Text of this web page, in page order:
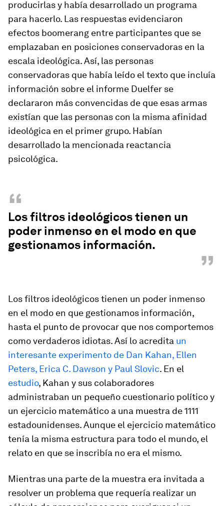
producirlas y había desarrollado un programa
para hacerlo. Las respuestas evidenciaron
efectos boomerang entre participantes que se
emplazaban en posiciones conservadoras en la
escala ideológica. Así, las personas
conservadoras que había leído el texto que incluía
información sobre el informe Duelfer se
declararon más convencidas de que esas armas
existían que las personas con la misma afinidad
ideológica en el primer grupo. Habían
desarrollado la mencionada reactancia
psicológica.
“
Los filtros ideológicos tienen un
poder inmenso en el modo en que
gestionamos información.
”
Los filtros ideológicos tienen un poder inmenso
en el modo en que gestionamos información,
hasta el punto de provocar que nos comportemos
como verdaderos idiotas. Así lo acredita un
interesante experimento de Dan Kahan, Ellen
Peters, Erica C. Dawson y Paul Slovic. En el
estudio, Kahan y sus colaboradores
administraban un pequeño cuestionario político y
un ejercicio matemático a una muestra de 1111
estadounidenses. Aunque el ejercicio matemático
tenía la misma estructura para todo el mundo, el
relato en que se inscribía no era el mismo.
Mientras una parte de la muestra era invitada a
resolver un problema que requería realizar un